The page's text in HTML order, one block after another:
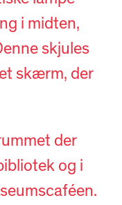
i midten,
skjules
skærm, der
der
og i